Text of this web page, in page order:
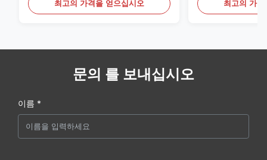
최고의 가격을 얻으십시오 최고의 가
문의 를 보내십시오
이름 *